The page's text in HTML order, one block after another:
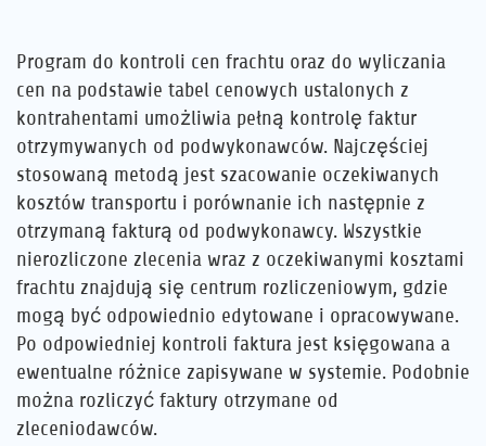
Firma
Kariera
Referencje
Aktualności
Kontakt
PL
Program do kontroli cen frachtu oraz do wyliczania
cen na podstawie tabel cenowych ustalonych z
kontrahentami umożliwia pełną kontrolę faktur
otrzymywanych od podwykonawców. Najczęściej
stosowaną metodą jest szacowanie oczekiwanych
kosztów transportu i porównanie ich następnie z
otrzymaną fakturą od podwykonawcy. Wszystkie
nierozliczone zlecenia wraz z oczekiwanymi kosztami
frachtu znajdują się centrum rozliczeniowym, gdzie
mogą być odpowiednio edytowane i opracowywane.
Po odpowiedniej kontroli faktura jest księgowana a
ewentualne różnice zapisywane w systemie. Podobnie
można rozliczyć faktury otrzymane od
zleceniodawców.